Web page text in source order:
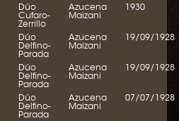
Dúo
Cufaro-
Zerrillo
Azucena
Maizani
1930
Dúo
Delfino-
Parada
Azucena
Maizani
19/09/1928
Dúo
Delfino-
Parada
Azucena
Maizani
19/09/1928
Dúo
Delfino-
Parada
Azucena
Maizani
07/07/1928